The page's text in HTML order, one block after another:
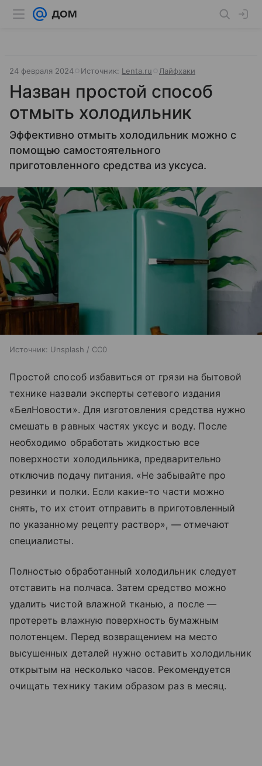
24 февраля 2024 Источник: Lenta.ru Лайфхаки
Назван простой способ
отмыть холодильник
Эффективно отмыть холодильник можно с
помощью самостоятельного
приготовленного средства из уксуса.
Источник: Unsplash / CC0
Простой способ избавиться от грязи на бытовой
технике назвали эксперты сетевого издания
«БелНовости». Для изготовления средства нужно
смешать в равных частях уксус и воду. После
необходимо обработать жидкостью все
поверхности холодильника, предварительно
отключив подачу питания. «Не забывайте про
резинки и полки. Если какие-то части можно
снять, то их стоит отправить в приготовленный
по указанному рецепту раствор», — отмечают
специалисты.
Полностью обработанный холодильник следует
отставить на полчаса. Затем средство можно
удалить чистой влажной тканью, а после —
протереть влажную поверхность бумажным
полотенцем. Перед возвращением на место
высушенных деталей нужно оставить холодильник
открытым на несколько часов. Рекомендуется
очищать технику таким образом раз в месяц.